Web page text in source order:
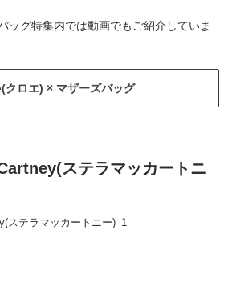
ッグ特集内では動画でもご紹介していま
クロエ) × マザーズバッグ
ステラマッカートニ